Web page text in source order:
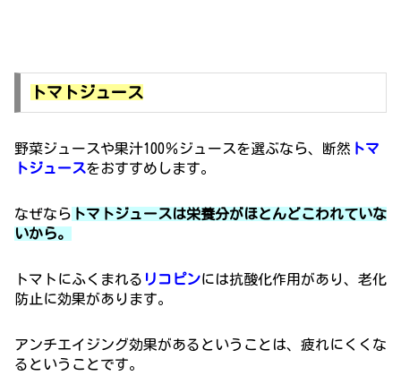
トマトジュース
野菜ジュースや果汁100％ジュースを選ぶなら、断然 トマ
トジュースをおすすめします。
なぜなら トマトジュースは栄養分がほとんどこわれていな
いから。
トマトにふくまれる リコピンには抗酸化作用があり、老化
防止に効果があります。
アンチエイジング効果があるということは、疲れにくくな
るということです。